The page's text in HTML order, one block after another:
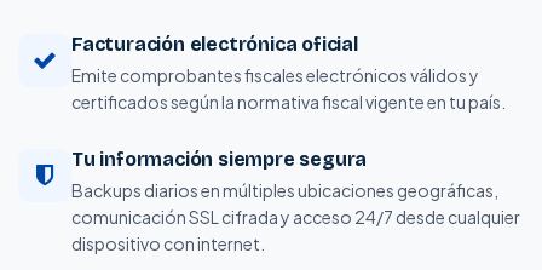
Facturación electrónica oficial
Emite comprobantes fiscales electrónicos válidos y
certificados según la normativa fiscal vigente en tu país.
Tu información siempre segura
Backups diarios en múltiples ubicaciones geográficas,
comunicación SSL cifrada y acceso 24/7 desde cualquier
dispositivo con internet.